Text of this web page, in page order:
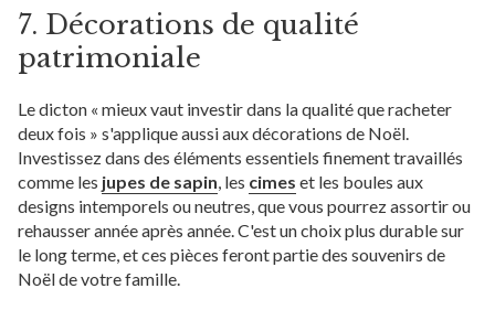
7. Décorations de qualité
patrimoniale
Le dicton « mieux vaut investir dans la qualité que racheter
deux fois » s'applique aussi aux décorations de Noël.
Investissez dans des éléments essentiels finement travaillés
comme les jupes de sapin , les cimes et les boules aux
designs intemporels ou neutres, que vous pourrez assortir ou
rehausser année après année. C'est un choix plus durable sur
le long terme, et ces pièces feront partie des souvenirs de
Noël de votre famille.